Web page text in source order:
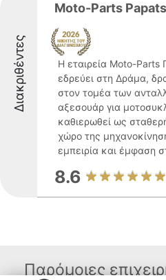
Διακριθέντες
Moto-Parts
Η εταιρεία Moto-Parts
εδρεύει στη Δράμα,
στον τομέα των
αξεσουάρ για
καθιερωθεί ως
χώρο της
εμπειρία και έμφαση
8.6
Παρόμοιες